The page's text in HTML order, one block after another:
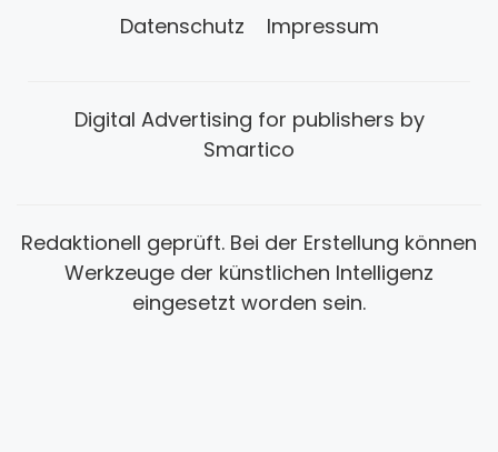
Datenschutz Impressum
Digital Advertising for publishers by
Smartico
Redaktionell geprüft. Bei der Erstellung können
Werkzeuge der künstlichen Intelligenz
eingesetzt worden sein.